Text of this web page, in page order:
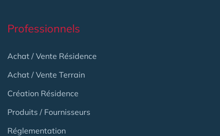
Professionnels
Achat / Vente Résidence
Achat / Vente Terrain
Création Résidence
Produits / Fournisseurs
Réglementation